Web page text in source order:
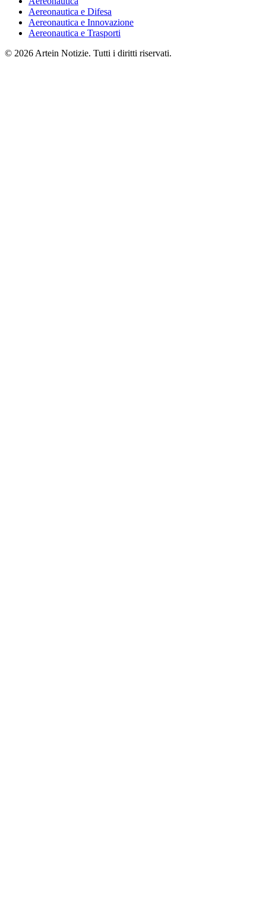
Aereonautica e Difesa
Aereonautica e Innovazione
Aereonautica e Trasporti
© 2026 Artein Notizie. Tutti i diritti riservati.